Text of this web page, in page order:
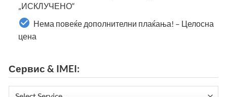
„ИСКЛУЧЕНО“
Нема повеќе дополнителни плаќања! – Целосна
цена
Сервис & IMEI: